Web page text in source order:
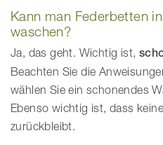
Kann man Federbetten
waschen?
Ja, das geht. Wichtig ist,
Beachten Sie die
wählen Sie ein schonendes
Ebenso wichtig ist, dass
zurückbleibt.